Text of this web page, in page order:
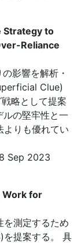
Strategy to
Reliance
影響を解析・
Clue)
略として提案
の堅牢性と一
よりも優れてい
Sep 2023
for
を測定するため
を提案する。 具